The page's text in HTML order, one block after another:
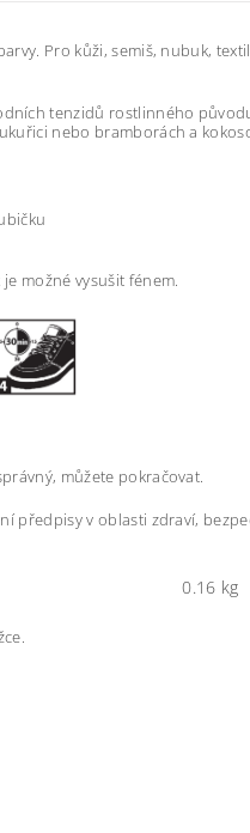
Pro kůži, semiš, nubuk,
tenzidů rostlinného
nebo bramborách a
možné vysušit fénem.
můžete pokračovat.
předpisy v oblasti zdraví,
0.16 kg